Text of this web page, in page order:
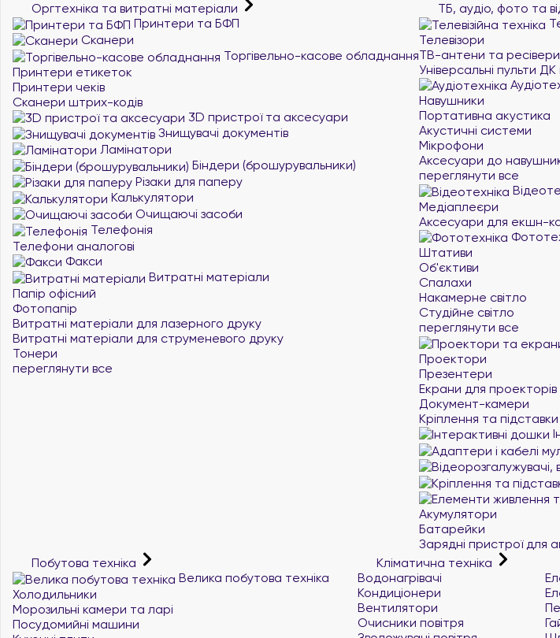
Оргтехніка та витратні матеріали
Принтери та БФП
Сканери
Торгівельно-касове обладнання
Принтери етикеток
Принтери чеків
Сканери штрих-кодів
3D пристрої та аксесуари
Знищувачі документів
Ламінатори
Біндери (брошурувальники)
Різаки для паперу
Калькулятори
Очищаючі засоби
Телефонія
Телефони аналогові
Факси
Витратні матеріали
Папір офісний
Фотопапір
Витратні матеріали для лазерного друку
Витратні матеріали для струменевого друку
Тонери
переглянути все
ТБ, аудіо, фото та
Телевізори
ТВ-антени та ресівери
Універсальні пульти ДК
Навушники
Портативна акустика
Акустичні системи
Мікрофони
Аксесуари до
переглянути все
Медіаплеєри
Аксесуари для екшн-
Штативи
Об'єктиви
Спалахи
Накамерне світло
Студійне світло
переглянути все
Проектори
Презентери
Екрани для проекторів
Документ-камери
Кріплення та
Акумулятори
Батарейки
Зарядні пристрої для
Побутова техніка
Велика побутова техніка
Холодильники
Морозильні камери та ларі
Посудомийні машини
Кліматична техніка
Водонагрівачі
Кондиціонери
Вентилятори
Очисники повітря